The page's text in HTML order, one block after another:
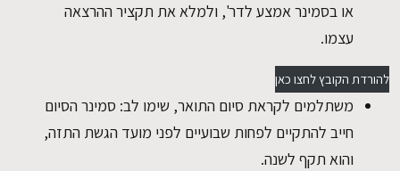
או בסמינר אמצע לדר', ולמלא את תקציר ההרצאה
עצמו.
להורדת הקובץ לחצו כאן
משתלמים לקראת סיום התואר, שימו לב: סמינר הסיום
חייב להתקיים לפחות שבועיים לפני מועד הגשת התזה,
והוא תקף לשנה.